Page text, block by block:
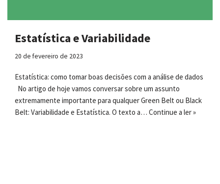
Estatística e Variabilidade
20 de fevereiro de 2023
Estatística: como tomar boas decisões com a análise de dados
No artigo de hoje vamos conversar sobre um assunto
extremamente importante para qualquer Green Belt ou Black
Belt: Variabilidade e Estatística. O texto a… Continue a ler »